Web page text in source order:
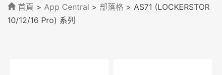
首頁 > App Central > 部落格 > AS71 (LOCKERSTOR
10/12/16 Pro) 系列